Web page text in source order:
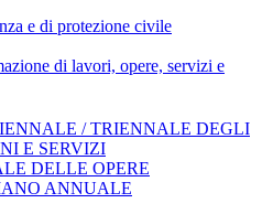
e di protezione civile
di lavori, opere, servizi e
/ TRIENNALE DEGLI
E SERVIZI
DELLE OPERE
ANNUALE